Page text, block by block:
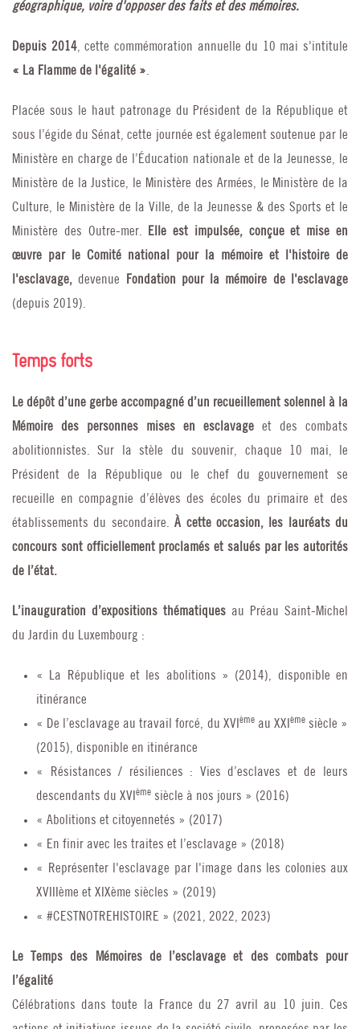
géographique, voire d'opposer des faits et des mémoires.
Depuis 2014, cette commémoration annuelle du 10 mai s'intitule
« La Flamme de l'égalité ».
Placée sous le haut patronage du Président de la République et
sous l’égide du Sénat, cette journée est également soutenue par le
Ministère en charge de l’Éducation nationale et de la Jeunesse, le
Ministère de la Justice, le Ministère des Armées, le Ministère de la
Culture, le Ministère de la Ville, de la Jeunesse & des Sports et le
Ministère des Outre-mer.
Elle est impulsée, conçue et mise en
œuvre par le Comité national pour la mémoire et l'histoire de
l'esclavage,devenue Fondation pour la mémoire de l'esclavage
(depuis 2019).
Temps forts
Le dépôt d’une gerbe accompagné d’un recueillement solennel à la
Mémoire des personnes mises en esclavage et des combats
abolitionnistes. Sur la stèle du souvenir, chaque 10 mai, le
Président de la République ou le chef du gouvernement se
recueille en compagnie d’élèves des écoles du primaire et des
établissements du secondaire.À cette occasion, les lauréats du
concours sont officiellement proclamés et salués par les autorités
de l’état.
L’inauguration d’expositions thématiques au Préau Saint-Michel
du Jardin du Luxembourg :
« La République et les abolitions » (2014), disponible en
itinérance
« De l’esclavage au travail forcé, du XVI èmeau XXI èmesiècle »
(2015), disponible en itinérance
« Résistances / résiliences : Vies d’esclaves et de leurs
descendants du XVI ème siècle à nos jours » (2016)
« Abolitions et citoyennetés » (2017)
« En finir avec les traites et l’esclavage » (2018)
« Représenter l'esclavage par l'image dans les colonies aux
XVIIIème et XIXème siècles » (2019)
« #CESTNOTREHISTOIRE » (2021, 2022, 2023)
Le Temps des Mémoires de l’esclavage et des combats pour
l’égalité
Célébrations dans toute la France du 27 avril au 10 juin. Ces